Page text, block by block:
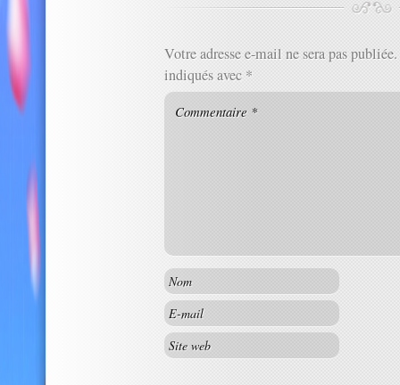
Votre adresse e-mail ne sera pas publiée.
indiqués avec *